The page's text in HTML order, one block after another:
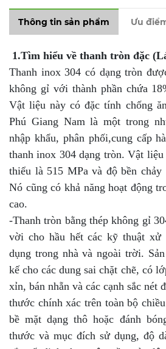
Thông tin sản phẩm Ưu
1.Tìm hiểu về thanh tròn đặc
Thanh inox 304 có dạng tròn
không gỉ với thành phần chứa
Vật liệu này có đặc tính chống
Phú Giang Nam là một trong
nhập khẩu, phân phối,cung cấp
thanh inox 304 dạng tròn. Vật
thiểu là 515 MPa và độ bền
Nó cũng có khả năng hoạt động
cao.
-Thanh tròn bằng thép không gỉ
vời cho hầu hết các kỹ thuật xử
dụng trong nhà và ngoài trời.
kế cho các dung sai chặt chẽ, có
xỉn, bán nhẵn và các cạnh sắc nét
thước chính xác trên toàn bộ
bề mặt dạng thô hoặc đánh
thước và mục đích sử dụng, độ